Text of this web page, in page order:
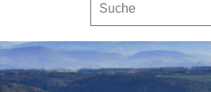
Bürgerservice &